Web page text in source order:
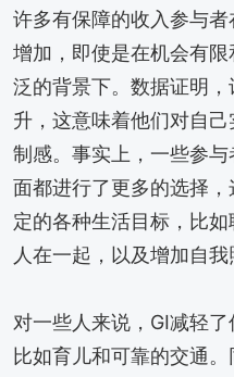
许多有保障的收入参与
增加，即使是在机会有
泛的背景下。数据证明
升，这意味着他们对自
制感。事实上，一些参
面都进行了更多的选择
定的各种生活目标，比
人在一起，以及增加自我
对一些人来说，GI减轻了
比如育儿和可靠的交通